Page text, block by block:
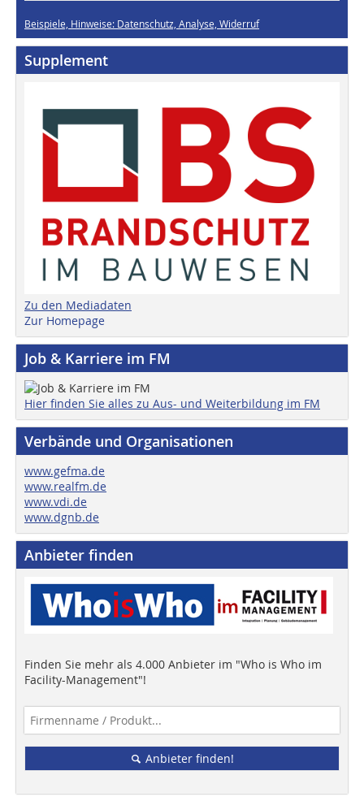
Beispiele, Hinweise: Datenschutz, Analyse, Widerruf
Supplement
Zu den Mediadaten
Zur Homepage
Job & Karriere im FM
Hier finden Sie alles zu Aus- und Weiterbildung im FM
Verbände und Organisationen
www.gefma.de
www.realfm.de
www.vdi.de
www.dgnb.de
Anbieter finden
Finden Sie mehr als 4.000 Anbieter im "Who is Who im
Facility-Management"!
Anbieter finden!